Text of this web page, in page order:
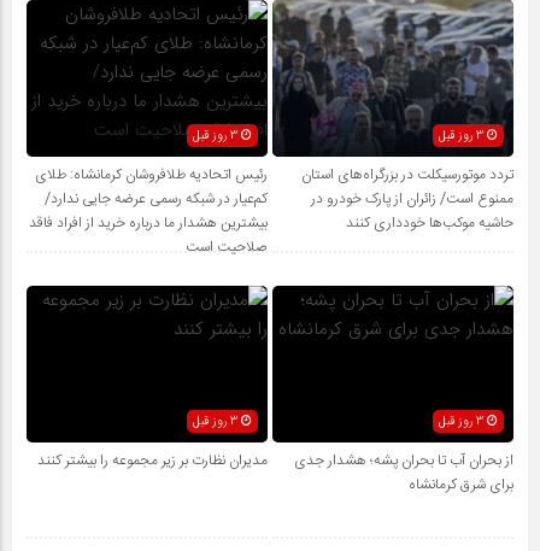
3 روز قبل
تردد موتورسیکلت در بزرگراه‌های استان
ممنوع است/ زائران از پارک خودرو در
حاشیه موکب‌ها خودداری کنند
رئیس اتحادیه طلافروشان کرمانشاه: طلای
کم‌عیار در شبکه رسمی عرضه جایی ندارد/
بیشترین هشدار ما درباره خرید از افراد فاقد
صلاحیت است
3 روز قبل
از بحران آب تا بحران پشه؛ هشدار جدی
برای شرق کرمانشاه
مدیران نظارت بر زیر مجموعه را بیشتر کنند